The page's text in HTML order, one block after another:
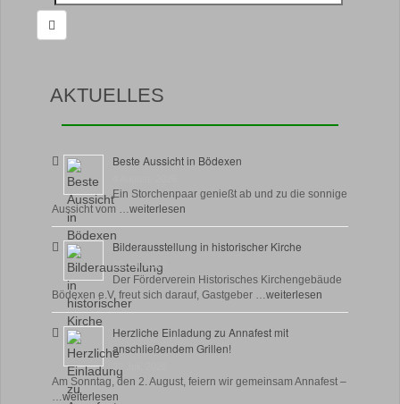
nach:
AKTUELLES
Beste Aussicht in Bödexen
Ein Storchenpaar genießt ab und zu die sonnige
Aussicht vom …weiterlesen
Bilderausstellung in historischer Kirche
30 Juli, 2026
Der Förderverein Historisches Kirchengebäude
Bödexen e.V. freut sich darauf, Gastgeber …weiterlesen
Herzliche Einladung zu Annafest mit
anschließendem Grillen!
Am Sonntag, den 2. August, feiern wir gemeinsam Annafest –
…weiterlesen